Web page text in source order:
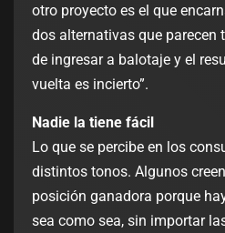
otro proyecto es el que
dos alternativas que parecen
de ingresar a balotaje y el
vuelta es incierto”.
Nadie la tiene fácil
Lo que se percibe en los
distintos tonos. Algunos
posición ganadora porque
sea como sea, sin importar